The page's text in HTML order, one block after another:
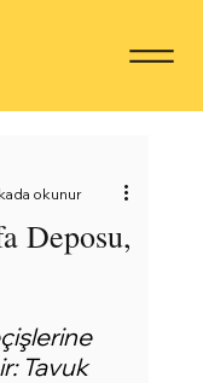
Deposu,
okunur
Tavuk